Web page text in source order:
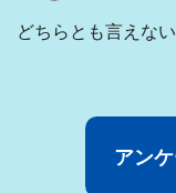
どちらとも言えない